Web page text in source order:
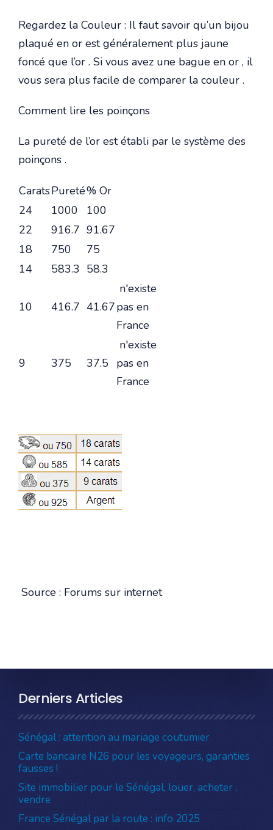
Regardez la Couleur : Il faut savoir qu’un bijou
plaqué en or est généralement plus jaune
foncé que l’or . Si vous avez une bague en or , il
vous sera plus facile de comparer la couleur .
Comment lire les poinçons
La pureté de l’or est établi par le système des
poinçons .
CaratsPureté% Or
24
1000
100
22
916.7 91.67
18
750
75
14
583.3 58.3
10 416.7 41.67
n'existe
pas en
France
9 375 37.5
n'existe
pas en
France
Source : Forums sur internet
Derniers Articles
Sénégal : attention au mariage coutumier
Carte bancaire N26 pour les voyageurs, garanties
fausses !
Site immobilier pour le Sénégal, louer, acheter ,
vendre
France Sénégal par la route : info 2025